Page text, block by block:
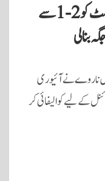
فیفا ورلڈ کپ ناروے نے آئیوری کوسٹ کو 2-1 سے
لی
میں ناروے نے آئیوری
کے لیے کوالیفائی کر